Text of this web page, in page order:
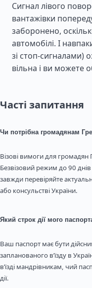
Сигнал лівого
вантажівки
заборонено,
автомобілі. І
зі стоп-сигналами)
вільна і ви можете
Часті запитання
Чи потрібна громадянам
Візові вимоги для громадян
Безвізовий режим до 90
завжди перевіряйте
або консульстві України.
Який строк дії мого
Ваш паспорт має бути
запланованого в’їзду в
в’їзді мандрівникам, чий
дії.